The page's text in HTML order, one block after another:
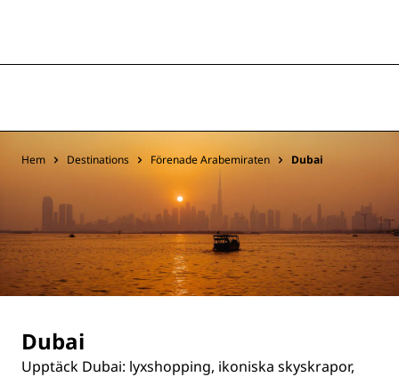
Hem Destinations Förenade Arabemiraten Dubai
Dubai
Upptäck Dubai: lyxshopping, ikoniska skyskrapor,